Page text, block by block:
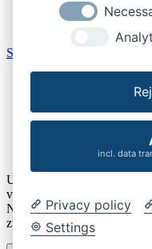
Vorarlberg
Schweiz
St. Gallen
Um unsere Webseite für Sie
verbessern zu können,
Nutzung der Webseite
zu. Details finden Sie unserer
incl. data
Privacy policy
Settings